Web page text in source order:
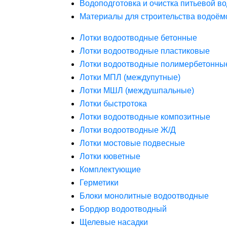
Водоподготовка и очистка питьевой
Материалы для строительства
Лотки водоотводные бетонные
Лотки водоотводные пластиковые
Лотки водоотводные
Лотки МПЛ (междупутные)
Лотки МШЛ (междушпальные)
Лотки быстротока
Лотки водоотводные композитные
Лотки водоотводные Ж/Д
Лотки мостовые подвесные
Лотки кюветные
Комплектующие
Герметики
Блоки монолитные водоотводные
Бордюр водоотводный
Щелевые насадки